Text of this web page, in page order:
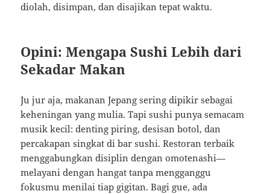
diolah, disimpan, dan disajikan tepat waktu.
Opini: Mengapa Sushi Lebih dari
Sekadar Makan
Ju jur aja, makanan Jepang sering dipikir sebagai
keheningan yang mulia. Tapi sushi punya semacam
musik kecil: denting piring, desisan botol, dan
percakapan singkat di bar sushi. Restoran terbaik
menggabungkan disiplin dengan omotenashi—
melayani dengan hangat tanpa mengganggu
fokusmu menilai tiap gigitan. Bagi gue, ada